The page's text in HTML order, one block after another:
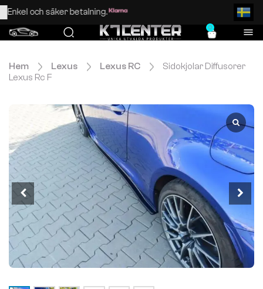
Enkel och säker betalning.
0
Hem Lexus Lexus RC
Sidokjolar Diffusorer
Lexus Rc F